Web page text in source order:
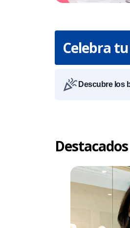
Celebra
Descubre los
Destacados